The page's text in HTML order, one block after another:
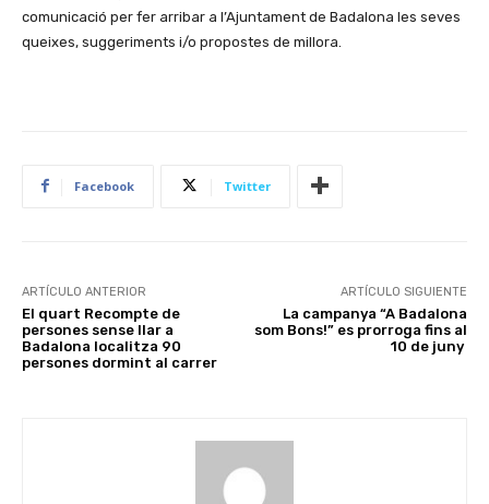
comunicació per fer arribar a l’Ajuntament de Badalona les seves
queixes, suggeriments i/o propostes de millora.
Facebook Twitter
ARTÍCULO ANTERIOR
El quart Recompte de
persones sense llar a
Badalona localitza 90
persones dormint al carrer
ARTÍCULO SIGUIENTE
La campanya “A Badalona
som Bons!” es prorroga fins al
10 de juny